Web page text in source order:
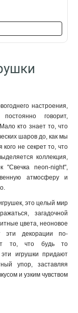
настроения,
говорит,
кто знает то, что
шаров до, как мы
не секрет то, что
коллекция,
"Свечка neon-night",
атмосферу и
это целый мир
загадочной
цвета, неоновое
эти декорации по-
то, что будь то
игрушки придают
упор, заставляя
и узким чувством